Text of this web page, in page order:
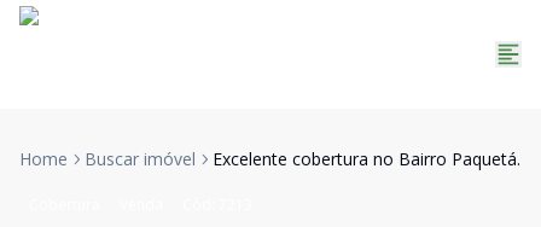
Home Buscar imóvel Excelente cobertura no Bairro Paquetá.